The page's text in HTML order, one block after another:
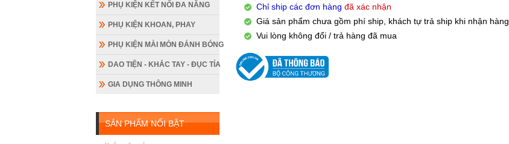
PHỤ KIỆN KẾT NỐI ĐA NĂNG
PHỤ KIỆN KHOAN, PHAY
PHỤ KIỆN MÀI MÒN ĐÁNH BÓNG
DAO TIỆN - KHẮC TAY - ĐỤC TỈA
GIA DỤNG THÔNG MINH
SẢN PHẨM NỔI BẬT
Chỉ ship các đơn hàng đã xác nhận
Giá sản phẩm chưa gồm phí ship, khách tự trả ship khi nhận hàng
Vui lòng không đổi / trả hàng đã mua